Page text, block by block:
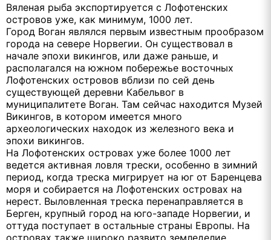
Вяленая рыба экспортируется с Лофотенских
островов уже, как минимум, 1000 лет.
Город Воган являлся первым известным прообразом
города на севере Норвегии. Он существовал в
начале эпохи викингов, или даже раньше, и
располагался на южном побережье восточных
Лофотенских островов вблизи по сей день
существующей деревни Кабельвог в
муниципалитете Воган. Там сейчас находится Музей
Викингов, в котором имеется много
археологических находок из железного века и
эпохи викингов.
На Лофотенских островах уже более 1000 лет
ведется активная ловля трески, особенно в зимний
период, когда треска мигрирует на юг от Баренцева
моря и собирается на Лофотенских островах на
нерест. Выловленная треска перенаправляется в
Берген, крупный город на юго-западе Норвегии, и
оттуда поступает в остальные страны Европы. На
островах также широко развито земледелие.